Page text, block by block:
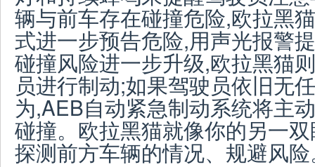
辆与前车存在碰撞危险,欧拉黑
式进一步预告危险,用声光报警
碰撞风险进一步升级,欧拉黑猫
员进行制动;如果驾驶员依旧无
为,AEB自动紧急制动系统将主
碰撞。欧拉黑猫就像你的另一
探测前方车辆的情况、规避风